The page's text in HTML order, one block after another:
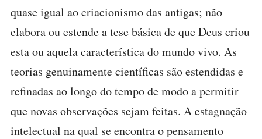
quase igual ao criacionismo das antigas; não
elabora ou estende a tese básica de que Deus criou
esta ou aquela característica do mundo vivo. As
teorias genuinamente científicas são estendidas e
refinadas ao longo do tempo de modo a permitir
que novas observações sejam feitas. A estagnação
intelectual na qual se encontra o pensamento